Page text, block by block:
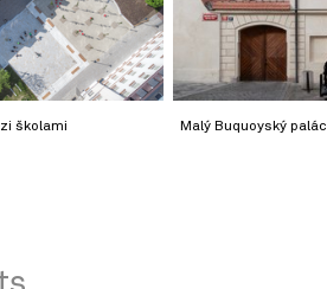
školami Malý Buquoyský palác